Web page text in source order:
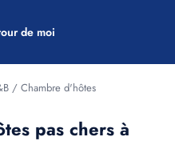
de moi
/ Chambre d'hôtes
pas chers à